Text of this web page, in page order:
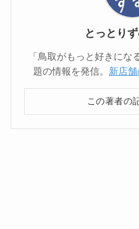
とっとり
「鳥取がもっと好きに
題の情報を発信。 新店舗
この著者の